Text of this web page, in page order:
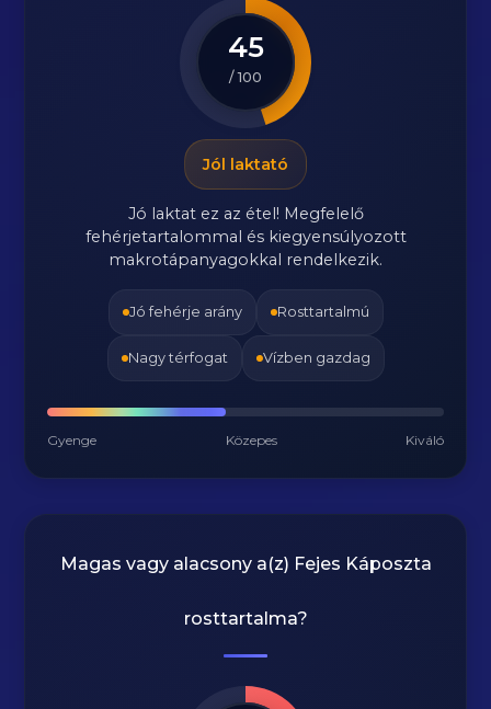
45
/ 100
Jól laktató
Jó laktat ez az étel! Megfelelő
fehérjetartalommal és kiegyensúlyozott
makrotápanyagokkal rendelkezik.
Jó fehérje arány Rosttartalmú
Nagy térfogat Vízben gazdag
Gyenge Közepes Kiváló
Magas vagy alacsony a(z) Fejes Káposzta
rosttartalma?